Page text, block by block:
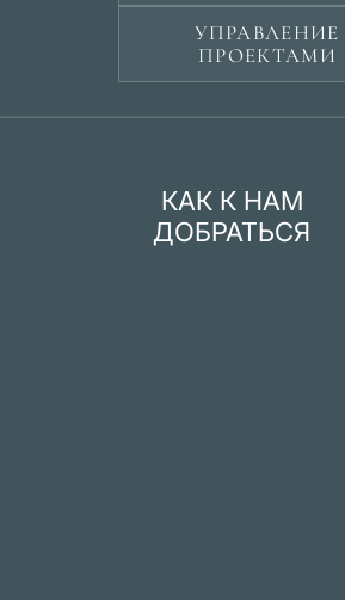
УПРАВЛЕНИЕ
ПРОЕКТАМИ
КАК К НАМ
ДОБРАТЬСЯ